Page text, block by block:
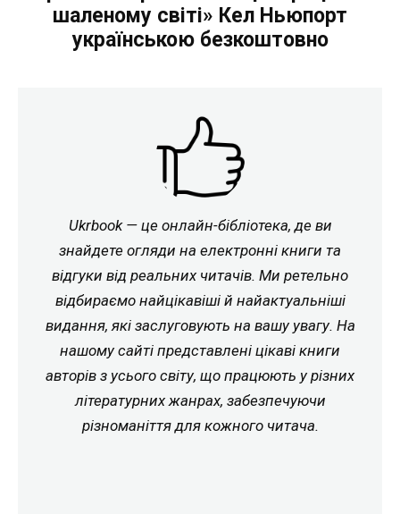
шаленому світі» Кел Ньюпорт
українською безкоштовно
Ukrbook — це онлайн-бібліотека, де ви
знайдете огляди на електронні книги та
відгуки від реальних читачів. Ми ретельно
відбираємо найцікавіші й найактуальніші
видання, які заслуговують на вашу увагу. На
нашому сайті представлені цікаві книги
авторів з усього світу, що працюють у різних
літературних жанрах, забезпечуючи
різноманіття для кожного читача.